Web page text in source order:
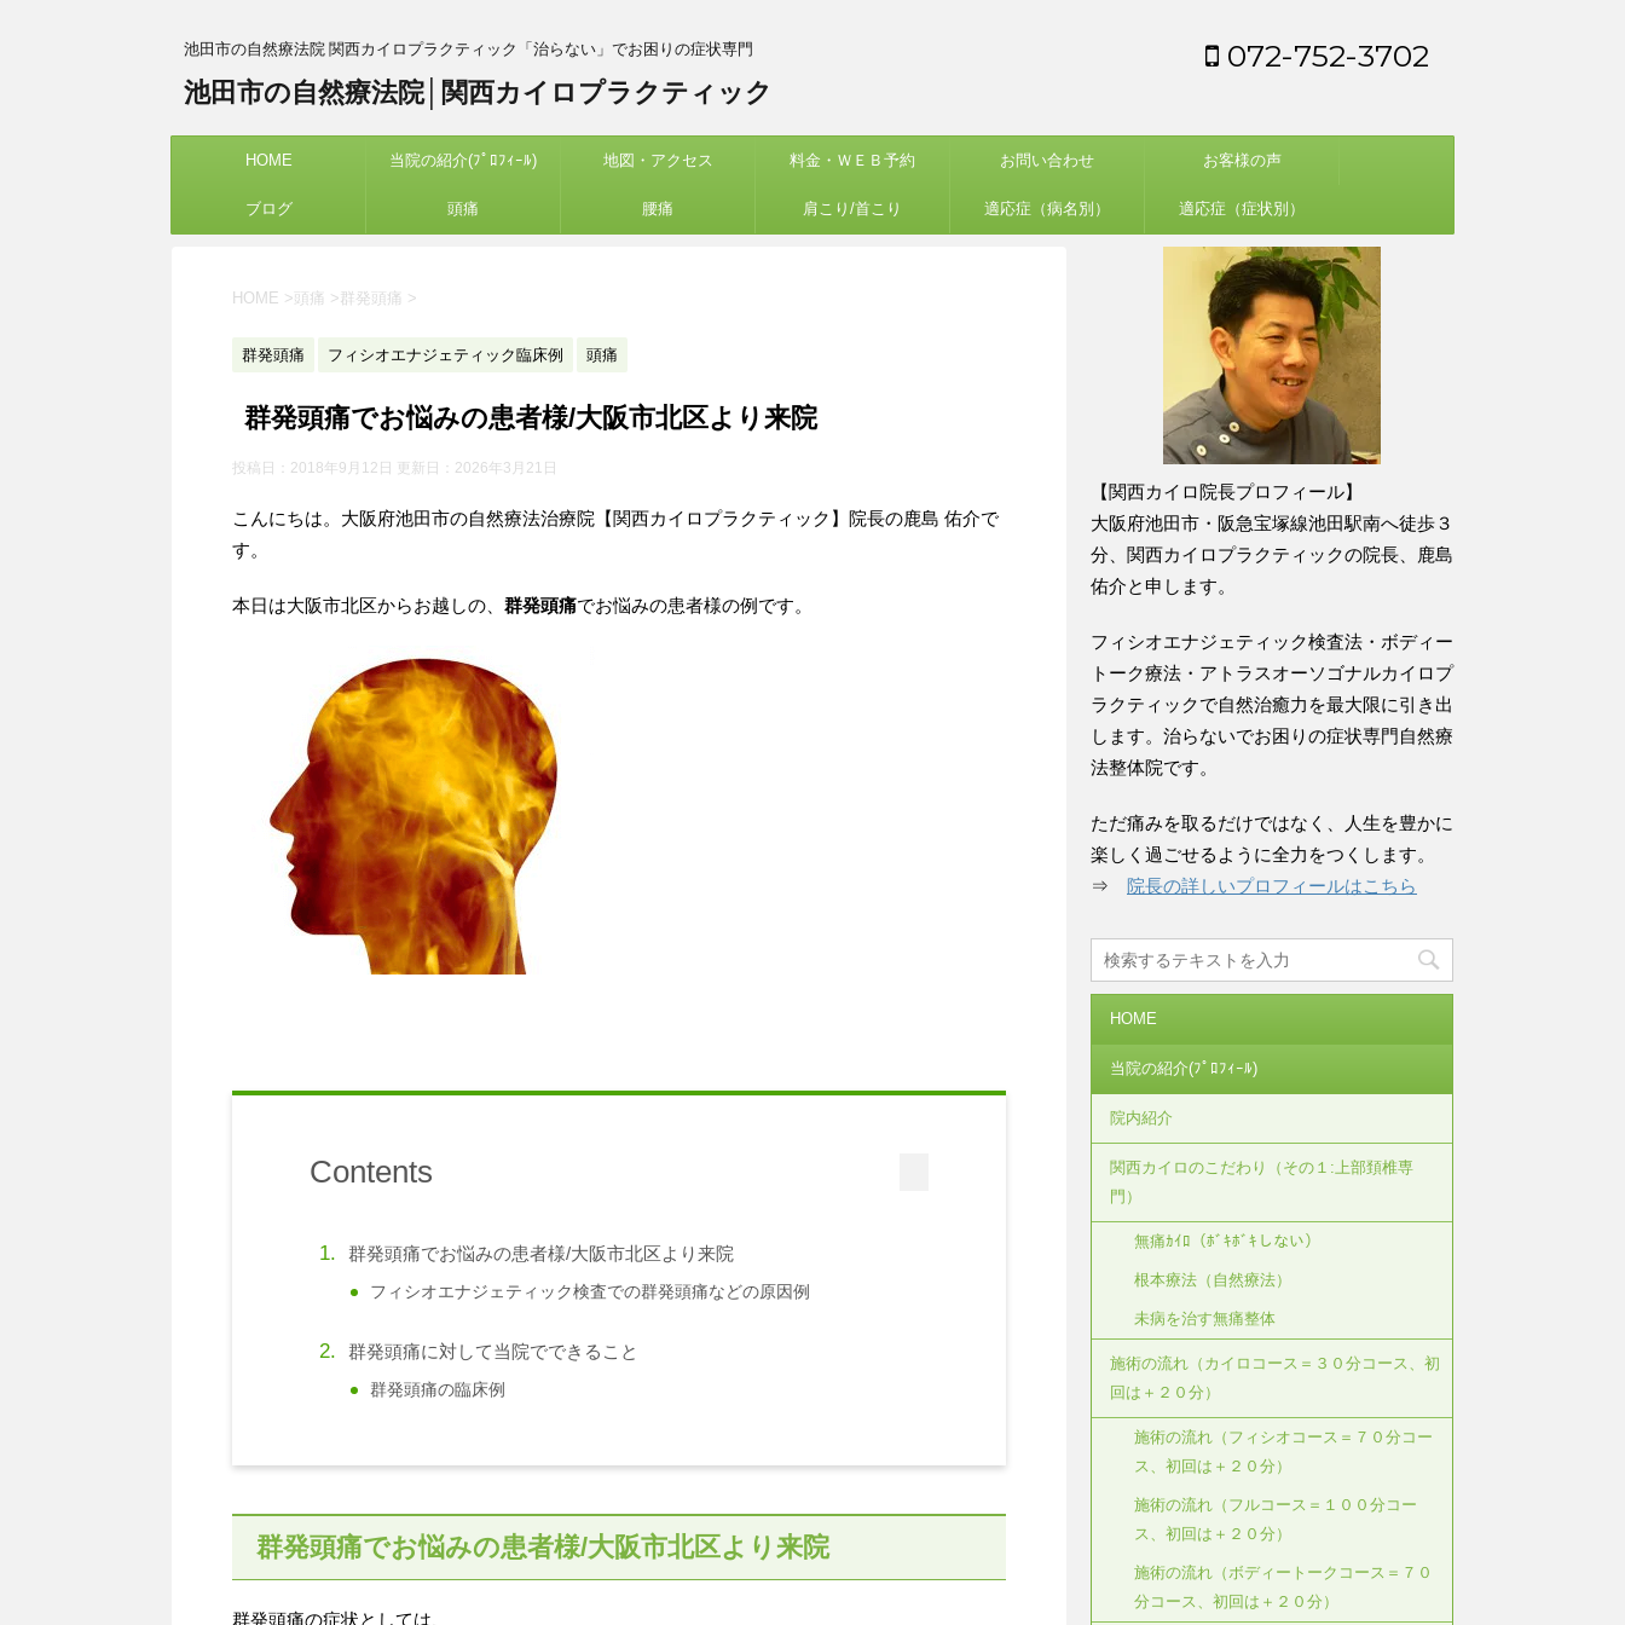
池田市の自然療法院 関西カイロプラクティック「治らない」でお困りの症状専門
池田市の自然療法院│関西カイロプラクティック
072-752-3702
HOME 当院の紹介(ﾌﾟﾛﾌｨｰﾙ) 地図・アクセス 料金・ＷＥＢ予約 お問い合わせ お客様の声
ブログ 頭痛 腰痛 肩こり/首こり 適応症（病名別） 適応症（症状別）
HOME >頭痛 >群発頭痛 >
群発頭痛 フィシオエナジェティック臨床例 頭痛
群発頭痛でお悩みの患者様/大阪市北区より来院
投稿日：2018年9月12日 更新日： 2026年3月21日
こんにちは。大阪府池田市の自然療法治療院【関西カイロプラクティック】院長の鹿島 佑介で
す。
本日は大阪市北区からお越しの、 群発頭痛でお悩みの患者様の例です。
Contents
群発頭痛でお悩みの患者様/大阪市北区より来院
フィシオエナジェティック検査での群発頭痛などの原因例
群発頭痛に対して当院でできること
群発頭痛の臨床例
群発頭痛でお悩みの患者様/大阪市北区より来院
群発頭痛の症状としては、
【関西カイロ院長プロフィール】
大阪府池田市・阪急宝塚線池田駅南へ徒歩３
分、関西カイロプラクティックの院長、鹿島
佑介と申します。
フィシオエナジェティック検査法・ボディー
トーク療法・アトラスオーソゴナルカイロプ
ラクティックで自然治癒力を最大限に引き出
します。治らないでお困りの症状専門自然療
法整体院です。
ただ痛みを取るだけではなく、人生を豊かに
楽しく過ごせるように全力をつくします。
⇒ 院長の詳しいプロフィールはこちら
HOME
当院の紹介(ﾌﾟﾛﾌｨｰﾙ)
院内紹介
関西カイロのこだわり（その１:上部頚椎専
門）
無痛ｶｲﾛ（ﾎﾞｷﾎﾞｷしない）
根本療法（自然療法）
未病を治す無痛整体
施術の流れ（カイロコース＝３０分コース、初
回は＋２０分）
施術の流れ（フィシオコース＝７０分コー
ス、初回は＋２０分）
施術の流れ（フルコース＝１００分コー
ス、初回は＋２０分）
施術の流れ（ボディートークコース＝７０
分コース、初回は＋２０分）